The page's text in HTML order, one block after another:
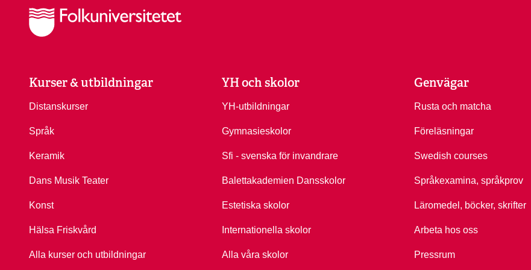
Kurser & utbildningar
Distanskurser
Språk
Keramik
Dans Musik Teater
Konst
Hälsa Friskvård
Alla kurser och utbildningar
YH och skolor
YH-utbildningar
Gymnasieskolor
Sfi - svenska för invandrare
Balettakademien Dansskolor
Estetiska skolor
Internationella skolor
Alla våra skolor
Genvägar
Rusta och matcha
Föreläsningar
Swedish courses
Språkexamina, språkprov
Läromedel, böcker, skrifter
Arbeta hos oss
Pressrum